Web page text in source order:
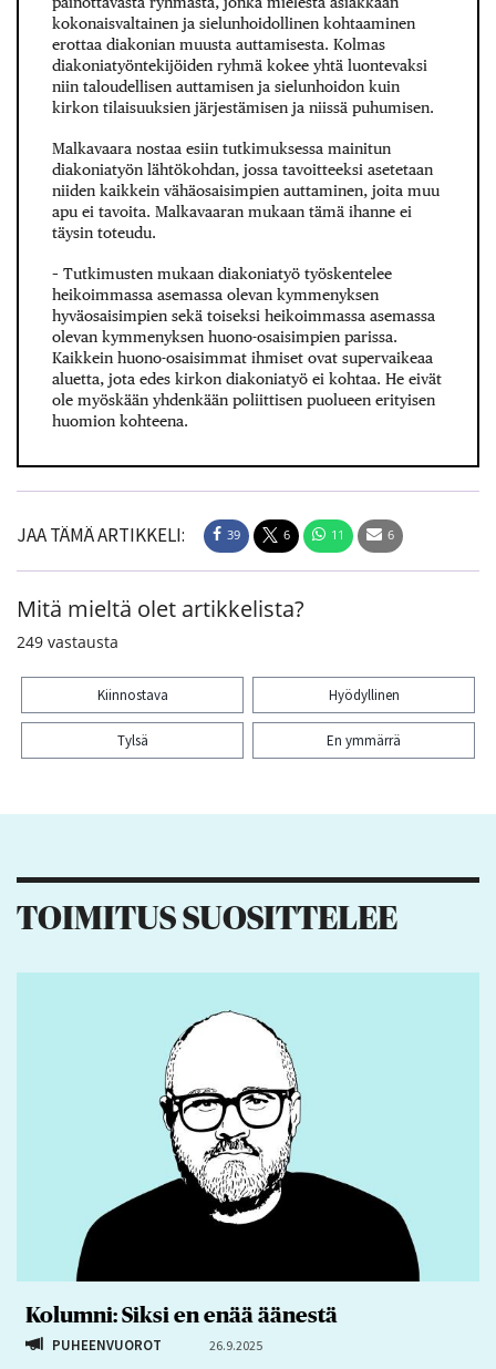
kokonaisvaltainen ja sielunhoidollinen kohtaaminen
erottaa diakonian muusta auttamisesta. Kolmas
diakoniatyöntekijöiden ryhmä kokee yhtä luontevaksi
niin taloudellisen auttamisen ja sielunhoidon kuin
kirkon tilaisuuksien järjestämisen ja niissä puhumisen.
Malkavaara nostaa esiin tutkimuksessa mainitun
diakoniatyön lähtökohdan, jossa tavoitteeksi asetetaan
niiden kaikkein vähäosaisimpien auttaminen, joita muu
apu ei tavoita. Malkavaaran mukaan tämä ihanne ei
täysin toteudu.
– Tutkimusten mukaan diakoniatyö työskentelee
heikoimmassa asemassa olevan kymmenyksen
hyväosaisimpien sekä toiseksi heikoimmassa asemassa
olevan kymmenyksen huono-osaisimpien parissa.
Kaikkein huono-osaisimmat ihmiset ovat supervaikeaa
aluetta, jota edes kirkon diakoniatyö ei kohtaa. He eivät
ole myöskään yhdenkään poliittisen puolueen erityisen
huomion kohteena.
JAA TÄMÄ ARTIKKELI: 39 6 11 6
Mitä mieltä olet artikkelista?
249 vastausta
Kiinnostava Hyödyllinen
Tylsä En ymmärrä
TOIMITUS SUOSITTELEE
Kolumni: Siksi en enää äänestä
PUHEENVUOROT 26.9.2025